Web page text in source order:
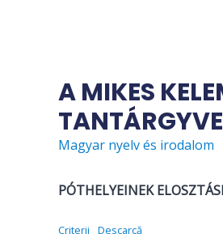
A MIKES
Magyar nyelv és irodalom
PÓTHELYEINEK
Criterii Descarcă